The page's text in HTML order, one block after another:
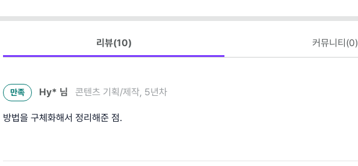
리뷰(10) 커뮤니티(0)
만족 Hy* 님 콘텐츠 기획/제작, 5년차
방법을 구체화해서 정리해준 점.